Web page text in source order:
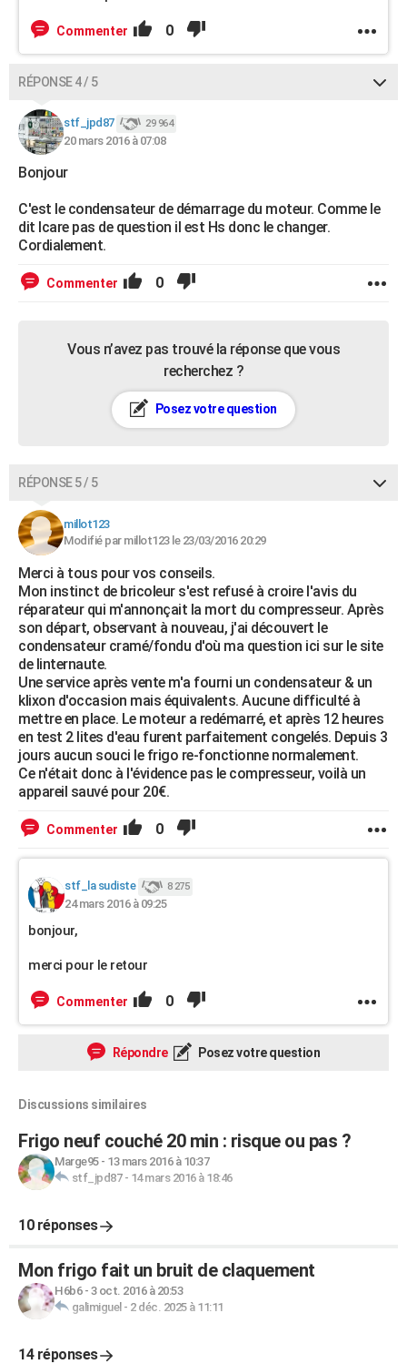
Commenter 0
RÉPONSE 4 / 5
stf_jpd87 29 964
20 mars 2016 à 07:08
Bonjour
C'est le condensateur de démarrage du moteur. Comme le
dit Icare pas de question il est Hs donc le changer.
Cordialement.
Commenter 0
Vous n’avez pas trouvé la réponse que vous
recherchez ?
Posez votre question
RÉPONSE 5 / 5
millot123
Modifié par millot123 le 23/03/2016 20:29
Merci à tous pour vos conseils.
Mon instinct de bricoleur s'est refusé à croire l'avis du
réparateur qui m'annonçait la mort du compresseur. Après
son départ, observant à nouveau, j'ai découvert le
condensateur cramé/fondu d'où ma question ici sur le site
de linternaute.
Une service après vente m'a fourni un condensateur & un
klixon d'occasion mais équivalents. Aucune difficulté à
mettre en place. Le moteur a redémarré, et après 12 heures
en test 2 lites d'eau furent parfaitement congelés. Depuis 3
jours aucun souci le frigo re-fonctionne normalement.
Ce n'était donc à l'évidence pas le compresseur, voilà un
appareil sauvé pour 20€.
Commenter 0
stf_la sudiste 8 275
24 mars 2016 à 09:25
bonjour,
merci pour le retour
Commenter 0
Répondre Posez votre question
Discussions similaires
Frigo neuf couché 20 min : risque ou pas ?
Marge95- 13 mars 2016 à 10:37
stf_jpd87- 14 mars 2016 à 18:46
10 réponses
Mon frigo fait un bruit de claquement
H6b6- 3 oct. 2016 à 20:53
galimiguel - 2 déc. 2025 à 11:11
14 réponses